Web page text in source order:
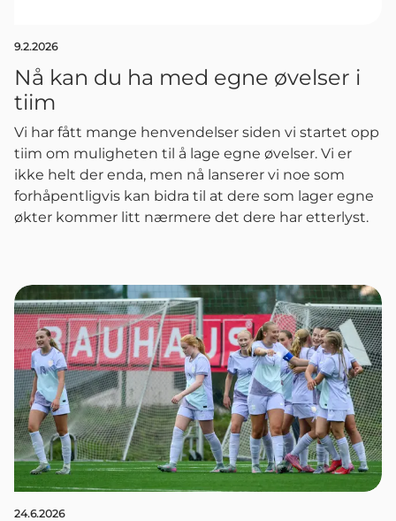
9.2.2026
Nå kan du ha med egne øvelser i
tiim
Vi har fått mange henvendelser siden vi startet opp
tiim om muligheten til å lage egne øvelser. Vi er
ikke helt der enda, men nå lanserer vi noe som
forhåpentligvis kan bidra til at dere som lager egne
økter kommer litt nærmere det dere har etterlyst.
24.6.2026